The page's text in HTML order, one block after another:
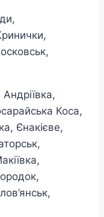
Коса,
Єнакієве,